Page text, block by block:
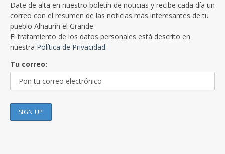
Date de alta en nuestro boletín de noticias y recibe cada día un
correo con el resumen de las noticias más interesantes de tu
pueblo Alhaurín el Grande.
El tratamiento de los datos personales está descrito en
nuestra Política de Privacidad.
Tu correo: